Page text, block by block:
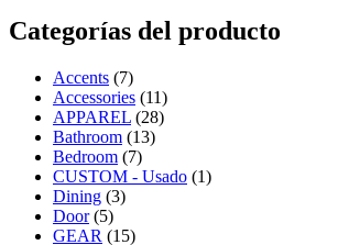
Categorías del producto
Accents (7)
Accessories (11)
APPAREL (28)
Bathroom (13)
Bedroom (7)
CUSTOM - Usado (1)
Dining (3)
Door (5)
GEAR (15)